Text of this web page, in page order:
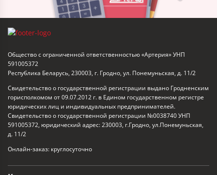
Общество с ограниченной ответственностью «Артерия» УНП
591005372
Республика Беларусь, 230003, г. Гродно, ул. Понемуньская, д. 11/2
Свидетельство о государственной регистрации выдано Гродненским
горисполкомом от 09.07.2012 г. в Едином государственном регистре
юридических лиц и индивидуальных предпринимателей.
Свидетельство о государственной регистрации №0038740 УНП
591005372, юридический адрес: 230003, г.Гродно, ул.Понемуньская,
д. 11/2
Онлайн-заказ: круглосуточно